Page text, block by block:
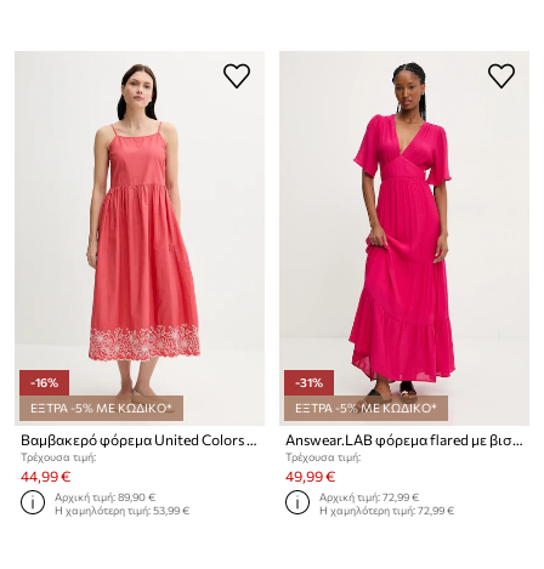
-16%
ΕΞΤΡΑ -5% ΜΕ ΚΩΔΙΚΟ*
Τρέχουσα τιμή:
44,99 €
Αρχική τιμή:89,90 €
Η χαμηλότερη τιμή:53,99 €
-31%
ΕΞΤΡΑ -5% ΜΕ ΚΩΔΙΚΟ*
Τρέχουσα τιμή:
49,99 €
Αρχική τιμή:72,99 €
Η χαμηλότερη τιμή:72,99 €